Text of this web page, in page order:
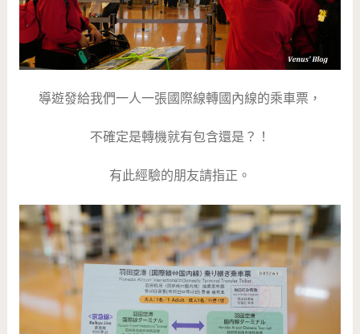
導遊發給我們一人一張國際線轉國內線的乘車票，
不確定是轉機就有包含還是？！
有此經驗的朋友請指正。